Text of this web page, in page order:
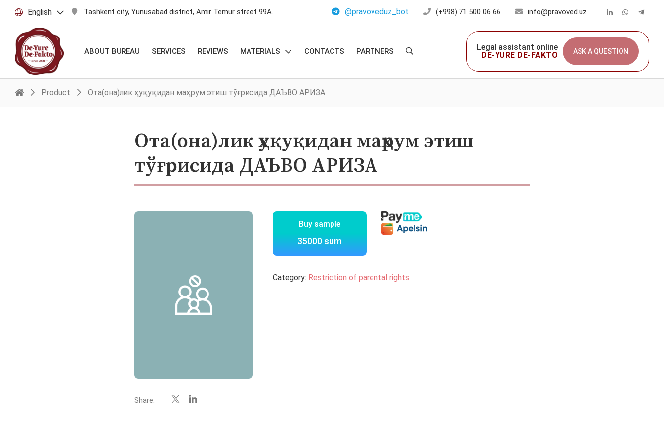
English Tashkent city, Yunusabad district, Amir Temur street 99A. @pravoveduz_bot (+998) 71 500 06 66 info@pravoved.uz
ABOUT BUREAU SERVICES REVIEWS MATERIALS CONTACTS PARTNERS
Legal assistant online
DE-YURE DE-FAKTO
ASK A QUESTION
Product Ота(она)лик ҳуқуқидан маҳрум этиш тўғрисида ДАЪВО АРИЗА
Ота(она)лик ҳуқуқидан маҳрум этиш
тўғрисида ДАЪВО АРИЗА
Buy sample
35000 sum
Category: Restriction of parental rights
Share: